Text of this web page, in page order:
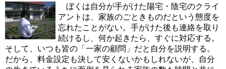
ぼくは自分が手がけた陽宅・陰宅のクライ
アントは、家族のごときものだという態度を
忘れたことがない。手がけた後も連絡を取り
続けるし、何か起きたら、すぐに対応する。
そして、いつも皆の「一家の顧問」だと自分を説明する。
だから、料金設定も決して安くないかもしれないが、自分